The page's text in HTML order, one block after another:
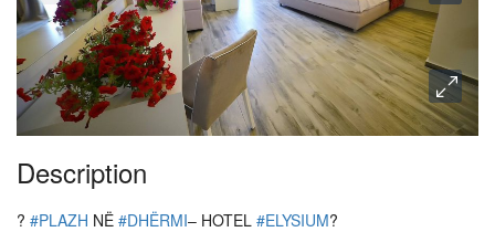
Description
? #PLAZH NË #DHËRMI– HOTEL #ELYSIUM?